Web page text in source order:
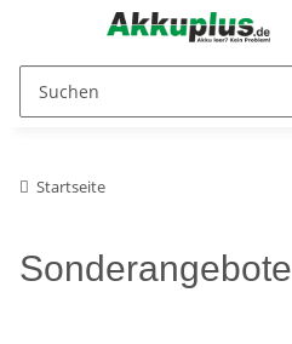
Startseite
Sonderangebote